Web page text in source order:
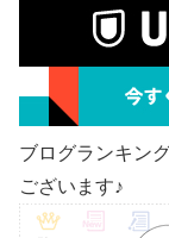
ブログランキン
ございます♪